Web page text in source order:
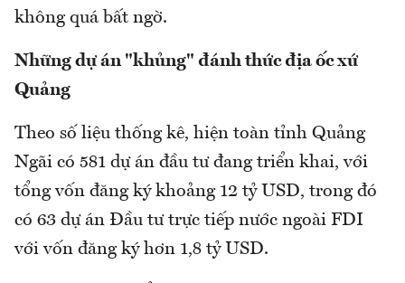
không quá bất ngờ.
Những dự án "khủng" đánh thức địa ốc xứ
Quảng
Theo số liệu thống kê, hiện toàn tỉnh Quảng
Ngãi có 581 dự án đầu tư đang triển khai, với
tổng vốn đăng ký khoảng 12 tỷ USD, trong đó
có 63 dự án Đầu tư trực tiếp nước ngoài FDI
với vốn đăng ký hơn 1,8 tỷ USD.